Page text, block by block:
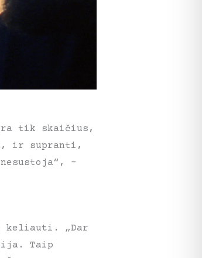
tik skaičius,
ir supranti,
–
keliauti. „Dar
Taip